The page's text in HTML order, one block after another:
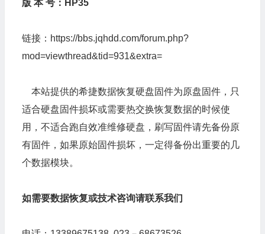
版 本 号：HP35
链接： https://bbs.jqhdd.com/forum.php?
mod=viewthread&tid=931&extra=
本站提供的希捷数据恢复硬盘固件为原盘固件，只
适合硬盘固件损坏或需要热交换恢复数据的时候使
用，不适合跑自效准维修硬盘，刷写固件请先备份原
有固件，如果原始固件损坏，一定得备份出重要的几
个数据模块。
如需要数据恢复或技术咨询请联系我们